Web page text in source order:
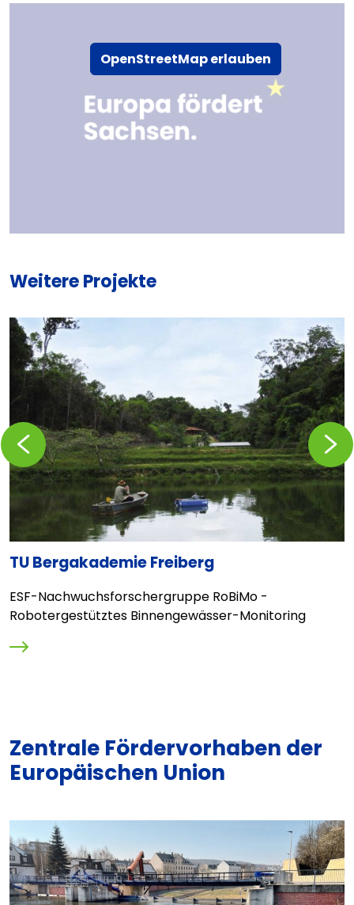
OpenStreetMap erlauben
Weitere Projekte
TU Bergakademie Freiberg
ESF-Nachwuchsforschergruppe RoBiMo -
Robotergestütztes Binnengewässer-Monitoring
Zurückblättern
Zentrale Fördervorhaben der
Europäischen Union